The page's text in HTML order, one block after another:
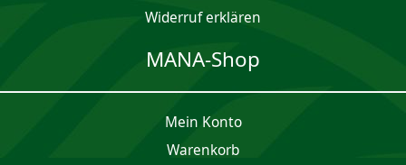
Widerruf erklären
MANA-Shop
Mein Konto
Waren­korb